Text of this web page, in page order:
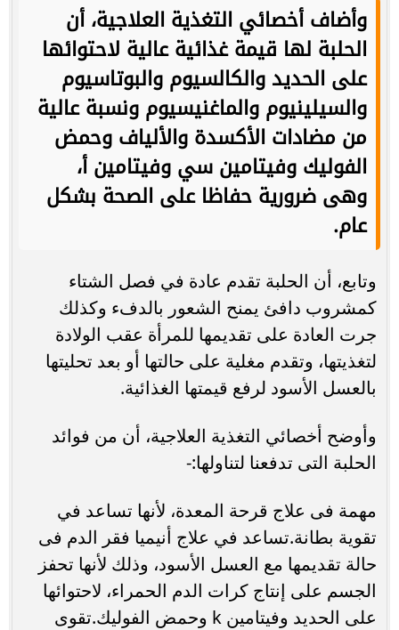
وأضاف أخصائي التغذية العلاجية، أن
الحلبة لها قيمة غذائية عالية لاحتوائها
على الحديد والكالسيوم والبوتاسيوم
والسيلينيوم والماغنيسيوم ونسبة عالية
من مضادات الأكسدة والألياف وحمض
الفوليك وفيتامين سي وفيتامين أ،
وهى ضرورية حفاظا على الصحة بشكل
عام.
وتابع، أن الحلبة تقدم عادة في فصل الشتاء
كمشروب دافئ يمنح الشعور بالدفء وكذلك
جرت العادة على تقديمها للمرأة عقب الولادة
لتغذيتها، وتقدم مغلية على حالتها أو بعد تحليتها
بالعسل الأسود لرفع قيمتها الغذائية.
وأوضح أخصائي التغذية العلاجية، أن من فوائد
الحلبة التى تدفعنا لتناولها:-
مهمة فى علاج قرحة المعدة، لأنها تساعد في
تقوية بطانة.تساعد في علاج أنيميا فقر الدم فى
حالة تقديمها مع العسل الأسود، وذلك لأنها تحفز
الجسم على إنتاج كرات الدم الحمراء، لاحتوائها
على الحديد وفيتامين k وحمض الفوليك.تقوى